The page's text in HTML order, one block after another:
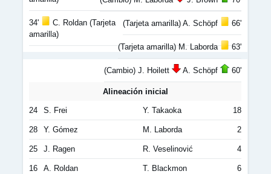
(Tarjeta amarilla) A. Schöpf 66'
(Tarjeta amarilla) M. Laborda 63'
(Cambio) J. Hoilett A. Schöpf 60'
34'
C. Roldan (Tarjeta
amarilla)
Alineación inicial
24 S. Frei Y. Takaoka 18
28 Y. Gómez M. Laborda 2
25 J. Ragen R. Veselinović 4
16 A. Roldan T. Blackmon 6